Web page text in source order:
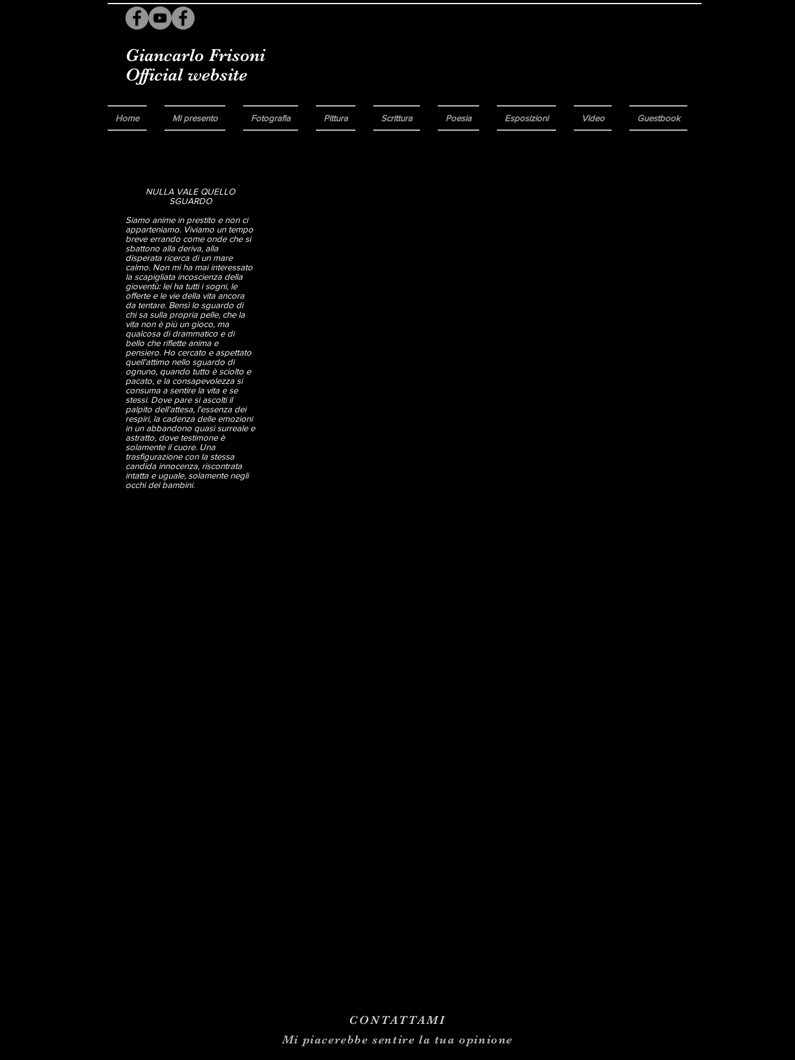
Giancarlo Frisoni
Official website
Home Mi presento Fotografia Pittura Scrittura Poesia Esposizioni Video Guestbook
NULLA VALE QUELLO
SGUARDO
Siamo anime in prestito e non ci
apparteniamo. Viviamo un tempo
breve errando come onde che si
sbattono alla deriva, alla
disperata ricerca di un mare
calmo. Non mi ha mai interessato
la scapigliata incoscienza della
gioventù: lei ha tutti i sogni, le
offerte e le vie della vita ancora
da tentare. Bensì lo sguardo di
chi sa sulla propria pelle, che la
vita non è più un gioco, ma
qualcosa di drammatico e di
bello che riflette anima e
pensiero. Ho cercato e aspettato
quell'attimo nello sguardo di
ognuno, quando tutto è sciolto e
pacato, e la consapevolezza si
consuma a sentire la vita e se
stessi. Dove pare si ascolti il
palpito dell'attesa, l'essenza dei
respiri, la cadenza delle emozioni
in un abbandono quasi surreale e
astratto, dove testimone è
solamente il cuore. Una
trasfigurazione con la stessa
candida innocenza, riscontrata
intatta e uguale, solamente negli
occhi dei bambini.
CONTATTAMI
Mi piacerebbe sentire la tua opinione